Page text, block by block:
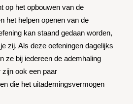
op het opbouwen van de
het helpen openen van de
kan staand gedaan worden,
zij. Als deze oefeningen dagelijks
ze bij iedereen de ademhaling
ook een paar
die het uitademingsvermogen